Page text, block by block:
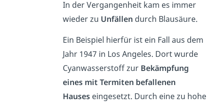
In der Vergangenheit kam es immer
wieder zu Unfällen durch Blausäure.
Ein Beispiel hierfür ist ein Fall aus dem
Jahr 1947 in Los Angeles. Dort wurde
Cyanwasserstoff zur Bekämpfung
eines mit Termiten befallenen
Hauses eingesetzt. Durch eine zu hohe